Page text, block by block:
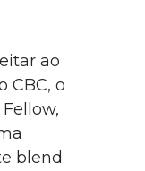
ao
CBC, o
blend